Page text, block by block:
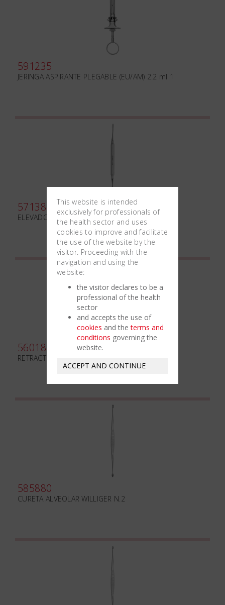
591235
JERINGA ASPIRANTE PLEGABLE (EU/AM) 2.2 ml 1
571380
ELEVADOR DE PERIOSTIO GOLDMAN-FOX N.14
560180
RETRACTOR KOCHER mm40x11 INT.
585880
CURETA ALVEOLAR WILLIGER N.2
This website is intended
exclusively for professionals of
the health sector and uses
cookies to improve and facilitate
the use of the website by the
visitor. Proceeding with the
navigation and using the
website:
the visitor declares to be a
professional of the health
sector
and accepts the use of
cookies and theterms and
conditions governing the
website.
ACCEPT AND CONTINUE